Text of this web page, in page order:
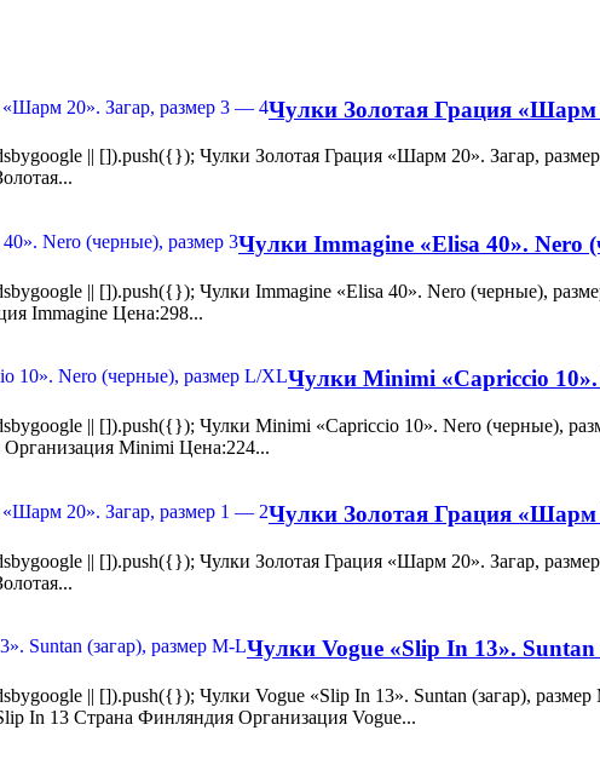
Чулки Золотая Грация «Шарм
|| []).push({}); Чулки Золотая Грация «Шарм 20». Загар,
Чулки Immagine «Elisa 40». Nero
|| []).push({}); Чулки Immagine «Elisa 40». Nero (черные),
Immagine Цена:298...
Чулки Minimi «Capriccio
|| []).push({}); Чулки Minimi «Capriccio 10». Nero (черные),
Организация Minimi Цена:224...
Чулки Золотая Грация «Шарм
|| []).push({}); Чулки Золотая Грация «Шарм 20». Загар,
Чулки Vogue «Slip In 13».
|| []).push({}); Чулки Vogue «Slip In 13». Suntan (загар),
In 13 Страна Финляндия Организация Vogue...